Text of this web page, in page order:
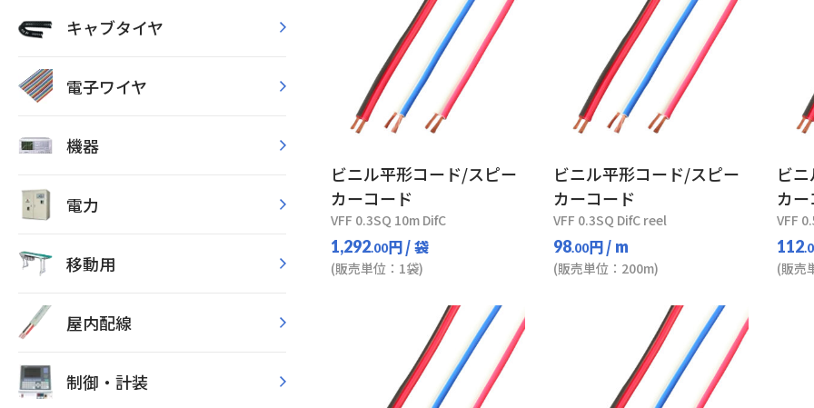
キャブタイヤ
電子ワイヤ
機器
電力
移動用
屋内配線
制御・計装
ビニル平形コード/スピー
カーコード
VFF 0.3SQ 10m DifC
1,292.00円/ 袋
(販売単位：1袋)
ビニル平形コード/スピー
カーコード
VFF 0.3SQ DifC reel
98.00円/ m
(販売単位：200m)
ビ
カ
VFF
112
(販売